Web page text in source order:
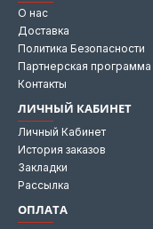
О нас
Доставка
Политика Безопасности
Партнерская программа
Контакты
ЛИЧНЫЙ КАБИНЕТ
Личный Кабинет
История заказов
Закладки
Рассылка
ОПЛАТА